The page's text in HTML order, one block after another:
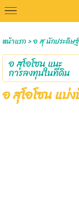
หน้าแรก>อ สุ นักประดิษ
อ สุโอโซน แนะ
การลงทุนในที่ดิน
อ สุโอโซน แบ่